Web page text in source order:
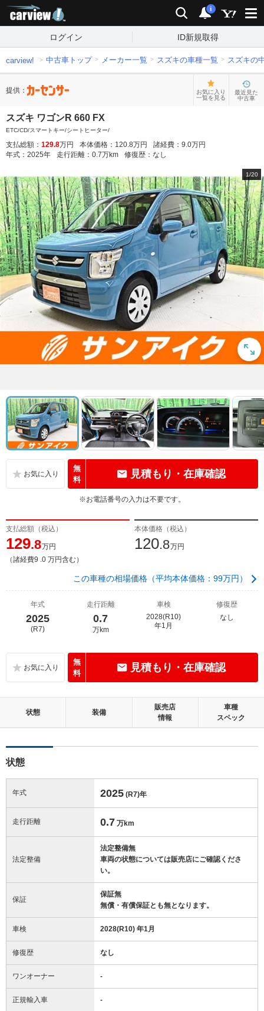
検索 通知
i
ログイン ID新規取得
carview! 中古車トップ メーカー一覧 スズキの車種一覧 スズキの
提供：
お気に入り
一覧を見る
最近見た
中古車
スズキ ワゴンR 660 FX
ETC/CD/スマートキー/シートヒーター/
支払総額： 129.8万円 本体価格： 120.8万円 諸経費： 9.0万円
年式： 2025年 走行距離： 0.7万km 修復歴： なし
1/20
無
料
見積もり・在庫確認
※お電話番号の入力は不要です。
支払総額（税込）
129.8万円
（諸経費9 .0 万円含む）
本体価格（税込）
120.8万円
この車種の相場価格（平均本体価格：99万円）
年式
2025
(R7)
走行距離
0.7
万km
車検
2028(R10)
年1月
修復歴
なし
無
料
見積もり・在庫確認
状態 装備
販売店
情報
車種
スペック
状態
年式 2025 (R7)年
走行距離 0.7 万km
法定整備
法定整備無
車両の状態については販売店にご確認くださ
い。
保証
保証無
無償・有償保証とも無となります。
車検 2028(R10) 年1月
修復歴 なし
ワンオーナー -
正規輸入車 -